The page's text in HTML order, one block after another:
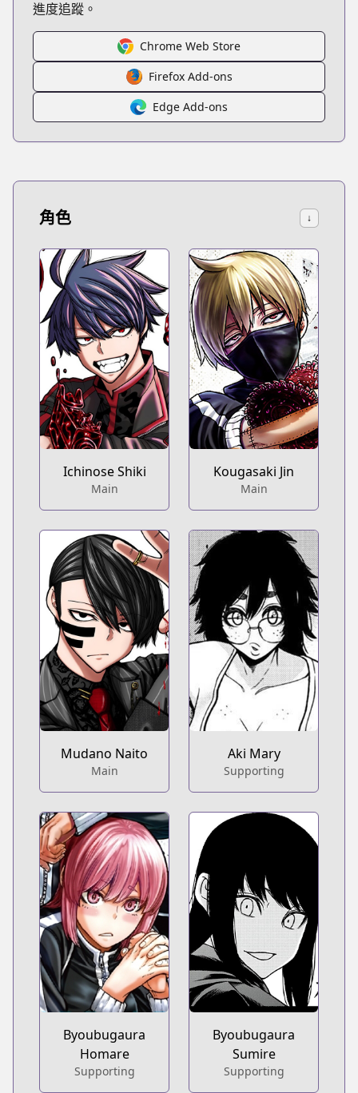
進度追蹤。
Chrome Web Store
Firefox Add-ons
Edge Add-ons
角色 ↓
Ichinose Shiki
Main
Kougasaki Jin
Main
Mudano Naito
Main
Aki Mary
Supporting
Byoubugaura
Homare
Supporting
Byoubugaura
Sumire
Supporting